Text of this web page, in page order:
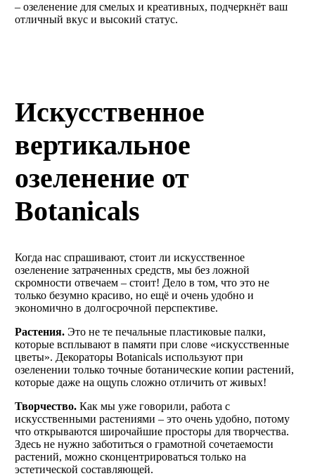
– озеленение для смелых и креативных, подчеркнёт ваш
отличный вкус и высокий статус.
Искусственное
вертикальное
озеленение от
Botanicals
Когда нас спрашивают, стоит ли искусственное
озеленение затраченных средств, мы без ложной
скромности отвечаем – стоит! Дело в том, что это не
только безумно красиво, но ещё и очень удобно и
экономично в долгосрочной перспективе.
Растения. Это не те печальные пластиковые палки,
которые всплывают в памяти при слове «искусственные
цветы». Декораторы Botanicals используют при
озеленении только точные ботанические копии растений,
которые даже на ощупь сложно отличить от живых!
Творчество. Как мы уже говорили, работа с
искусственными растениями – это очень удобно, потому
что открываются широчайшие просторы для творчества.
Здесь не нужно заботиться о грамотной сочетаемости
растений, можно сконцентрироваться только на
эстетической составляющей.